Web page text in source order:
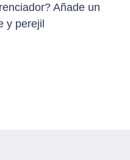
Añade un
y perejil